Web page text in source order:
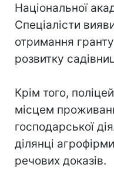
Національної
Спеціалісти
отримання
розвитку
Крім того,
місцем
господарської
ділянці
речових доказів.